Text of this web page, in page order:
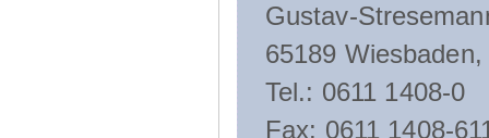
Gustav-
65189
Tel.: 0611 1408-0
Fax: 0611 1408-